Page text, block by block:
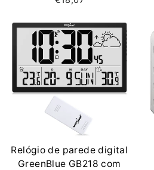
Relógio de parede digital
GreenBlue GB218 com